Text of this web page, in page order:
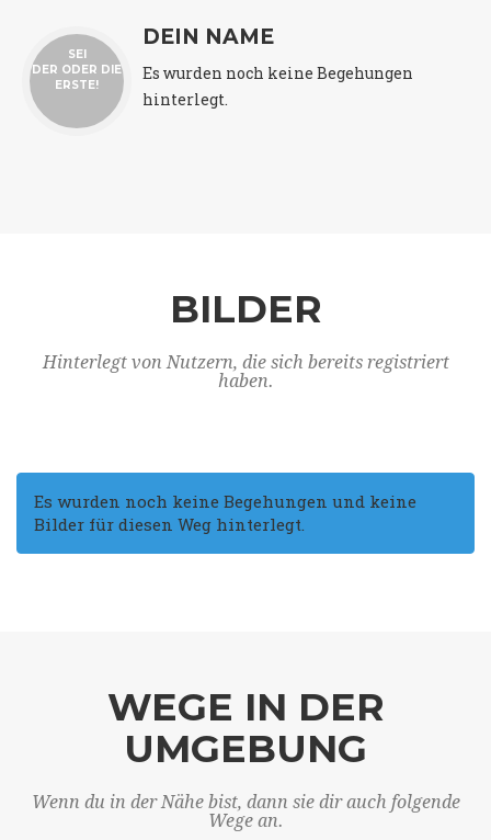
SEI
DER ODER DIE
ERSTE!
DEIN NAME
Es wurden noch keine Begehungen
hinterlegt.
BILDER
Hinterlegt von Nutzern, die sich bereits registriert
haben.
Es wurden noch keine Begehungen und keine
Bilder für diesen Weg hinterlegt.
WEGE IN DER
UMGEBUNG
Wenn du in der Nähe bist, dann sie dir auch folgende
Wege an.